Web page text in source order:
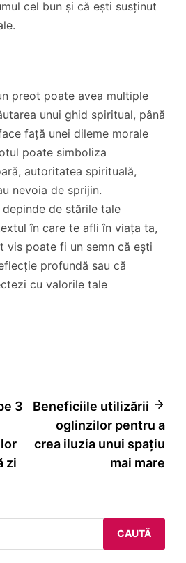
cel bun și că ești susținut
preot poate avea multiple
unui ghid spiritual, până
față unei dileme morale
poate simboliza
autoritatea spirituală,
nevoia de sprijin.
de stările tale
în care te afli în viața ta,
vis poate fi un semn că ești
profundă sau că
cu valorile tale
3
zi
Beneficiile utilizării
oglinzilor pentru a
crea iluzia unui spațiu
mai mare